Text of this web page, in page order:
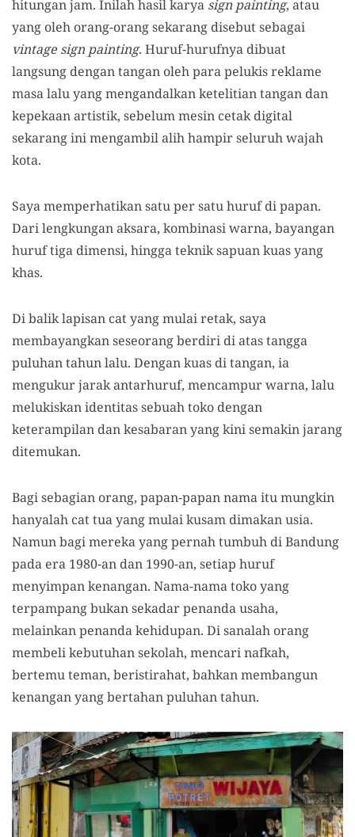
hitungan jam. Inilah hasil karya sign painting, atau
yang oleh orang-orang sekarang disebut sebagai
vintage sign painting. Huruf-hurufnya dibuat
langsung dengan tangan oleh para pelukis reklame
masa lalu yangmengandalkan ketelitian tangan dan
kepekaan artistik, sebelum mesin cetak digital
sekarang ini mengambil alih hampir seluruh wajah
kota.
Saya memperhatikan satu per satu huruf di papan.
Dari lengkungan aksara, kombinasi warna, bayangan
huruf tiga dimensi, hingga teknik sapuan kuas yang
khas.
Di balik lapisan cat yang mulai retak, saya
membayangkan seseorang berdiri di atas tangga
puluhan tahun lalu. Dengan kuas di tangan, ia
mengukur jarak antarhuruf, mencampur warna, lalu
melukiskan identitas sebuah toko dengan
keterampilan dan kesabaran yang kini semakin jarang
ditemukan.
Bagi sebagian orang, papan-papan nama itu mungkin
hanyalah cat tua yang mulai kusam dimakan usia.
Namun bagi mereka yang pernah tumbuh di Bandung
pada era 1980-an dan 1990-an, setiap huruf
menyimpan kenangan. Nama-nama toko yang
terpampang bukan sekadar penanda usaha,
melainkan penanda kehidupan. Di sanalah orang
membeli kebutuhan sekolah, mencari nafkah,
bertemu teman, beristirahat, bahkan membangun
kenangan yang bertahan puluhan tahun.